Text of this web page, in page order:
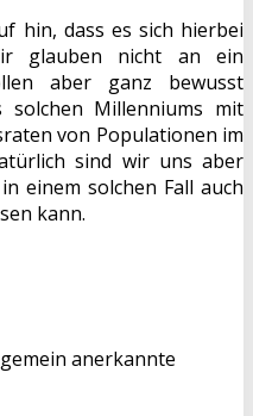
hin, dass es sich hierbei
glauben nicht an ein
aber ganz bewusst
solchen Millenniums mit
von Populationen im
sind wir uns aber
einem solchen Fall auch
kann.
anerkannte